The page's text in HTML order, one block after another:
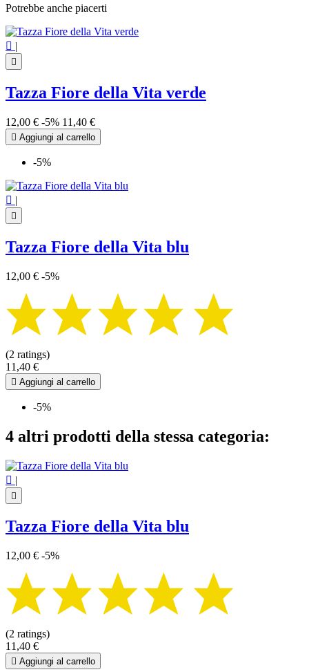
Potrebbe anche piacerti
 |

Tazza Fiore della Vita verde
12,00 € -5% 11,40 €
 Aggiungi al carrello
-5%
 |

Tazza Fiore della Vita blu
12,00 € -5%
(2 ratings)
11,40 €
 Aggiungi al carrello
-5%
4 altri prodotti della stessa categoria:
 |

Tazza Fiore della Vita blu
12,00 € -5%
(2 ratings)
11,40 €
 Aggiungi al carrello